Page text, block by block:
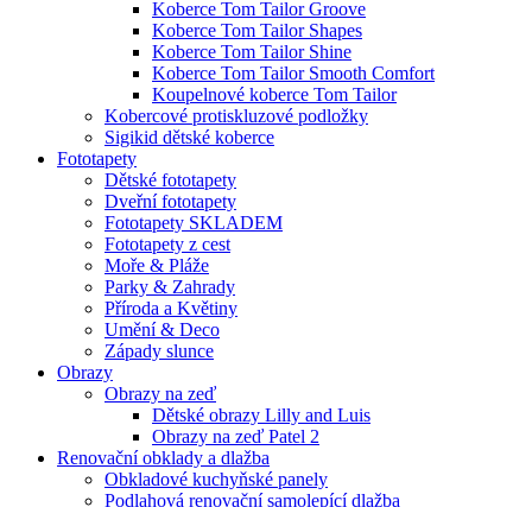
Koberce Tom Tailor Groove
Koberce Tom Tailor Shapes
Koberce Tom Tailor Shine
Koberce Tom Tailor Smooth Comfort
Koupelnové koberce Tom Tailor
Kobercové protiskluzové podložky
Sigikid dětské koberce
Fototapety
Dětské fototapety
Dveřní fototapety
Fototapety SKLADEM
Fototapety z cest
Moře & Pláže
Parky & Zahrady
Příroda a Květiny
Umění & Deco
Západy slunce
Obrazy
Obrazy na zeď
Dětské obrazy Lilly and Luis
Obrazy na zeď Patel 2
Renovační obklady a dlažba
Obkladové kuchyňské panely
Podlahová renovační samolepící dlažba